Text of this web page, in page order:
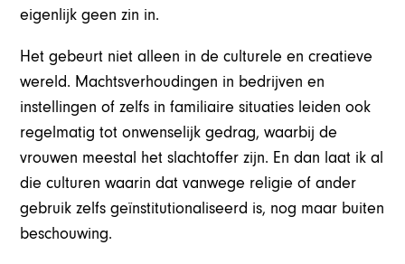
eigenlijk geen zin in.
Het gebeurt niet alleen in de culturele en creatieve
wereld. Machtsverhoudingen in bedrijven en
instellingen of zelfs in familiaire situaties leiden ook
regelmatig tot onwenselijk gedrag, waarbij de
vrouwen meestal het slachtoffer zijn. En dan laat ik al
die culturen waarin dat vanwege religie of ander
gebruik zelfs geïnstitutionaliseerd is, nog maar buiten
beschouwing.